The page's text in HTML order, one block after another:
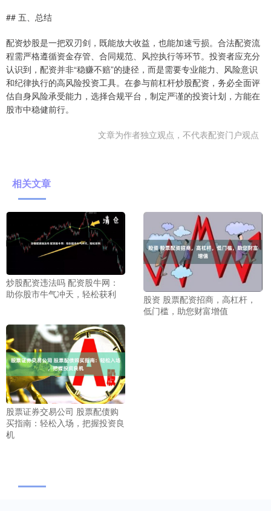
## 五、总结
配资炒股是一把双刃剑，既能放大收益，也能加速亏损。合法配资流
程需严格遵循资金存管、合同规范、风控执行等环节。投资者应充分
认识到，配资并非“稳赚不赔”的捷径，而是需要专业能力、风险意识
和纪律执行的高风险投资工具。在参与前杠杆炒股配资，务必全面评
估自身风险承受能力，选择合规平台，制定严谨的投资计划，方能在
股市中稳健前行。
文章为作者独立观点，不代表配资门户观点
相关文章
炒股配资违法吗 配资股牛网：
助你股市牛气冲天，轻松获利
股资 股票配资招商，高杠杆，
低门槛，助您财富增值
股票证券交易公司 股票配债购
买指南：轻松入场，把握投资良
机